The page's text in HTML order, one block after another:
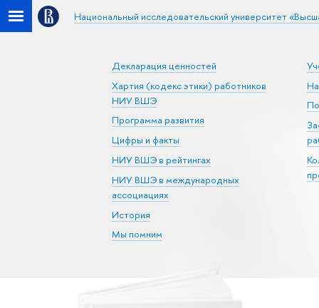
Национальный исследовательский университет
Декларация ценностей
Хартия (кодекс этики) работников
НИУ ВШЭ
Программа развития
Цифры и факты
НИУ ВШЭ в рейтингах
НИУ ВШЭ в международных
ассоциациях
История
Мы помним